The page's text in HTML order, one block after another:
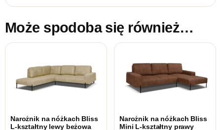
Może spodoba się również…
Narożnik na nóżkach Bliss
L-kształtny lewy beżowa
Narożnik na nóżkach Bliss
Mini L-kształtny prawy